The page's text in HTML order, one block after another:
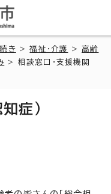
き >福祉・介護 >高齢
> 相談窓口・支援機関
症）